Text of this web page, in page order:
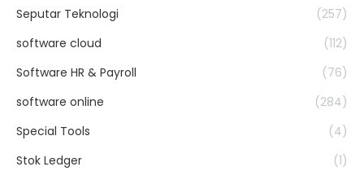
Seputar Teknologi
(257)
software cloud
(112)
Software HR & Payroll
(76)
software online
(284)
Special Tools
(4)
Stok Ledger
(1)